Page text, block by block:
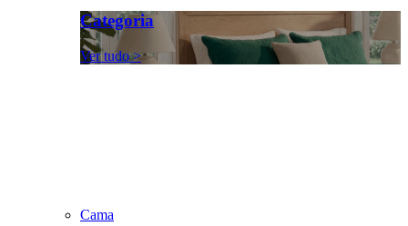
Categoria
Ver tudo >
Cama